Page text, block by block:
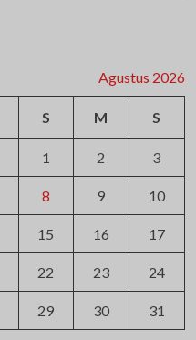
Agustus 2026
S M S
1 2 3
8 9 10
15 16 17
22 23 24
29 30 31